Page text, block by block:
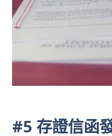
#5 存證信函